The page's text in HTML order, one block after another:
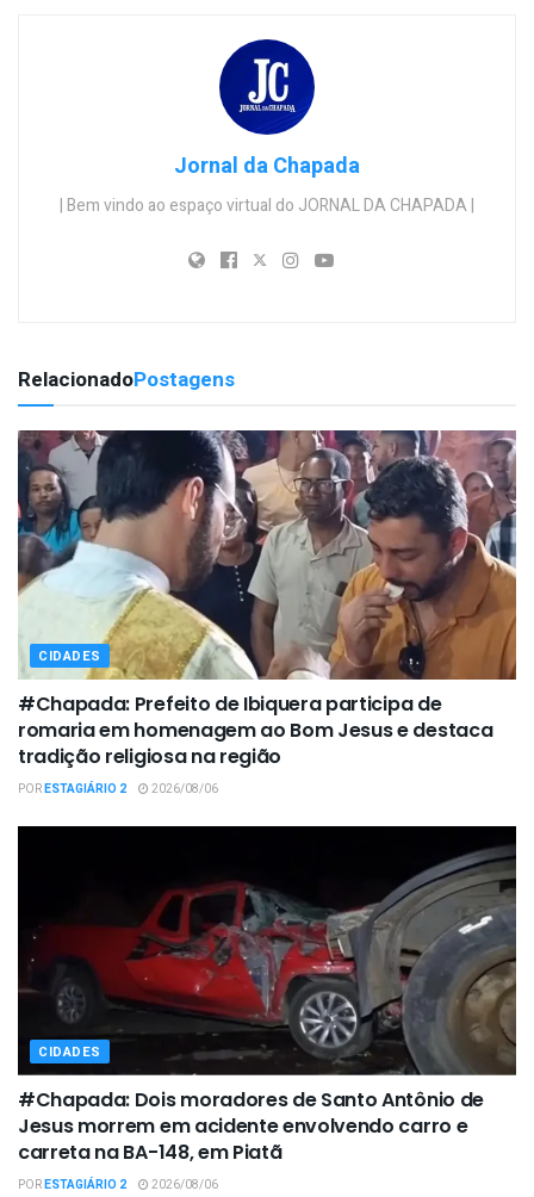
Jornal da Chapada
| Bem vindo ao espaço virtual do JORNAL DA CHAPADA |
RelacionadoPostagens
CIDADES
#Chapada: Prefeito de Ibiquera participa de
romaria em homenagem ao Bom Jesus e destaca
tradição religiosa na região
PORESTAGIÁRIO 2 2026/08/06
CIDADES
#Chapada: Dois moradores de Santo Antônio de
Jesus morrem em acidente envolvendo carro e
carreta na BA-148, em Piatã
PORESTAGIÁRIO 2 2026/08/06